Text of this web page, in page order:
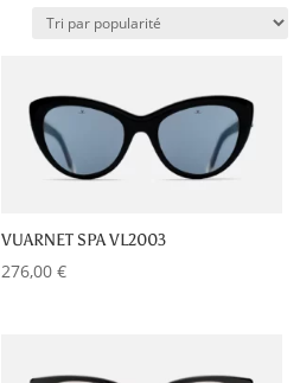
VUARNET SPA VL2003
276,00€